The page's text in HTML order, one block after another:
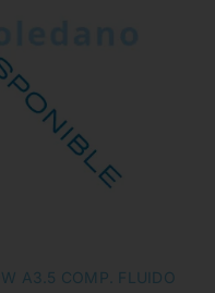
A3.5 COMP. FLUIDO